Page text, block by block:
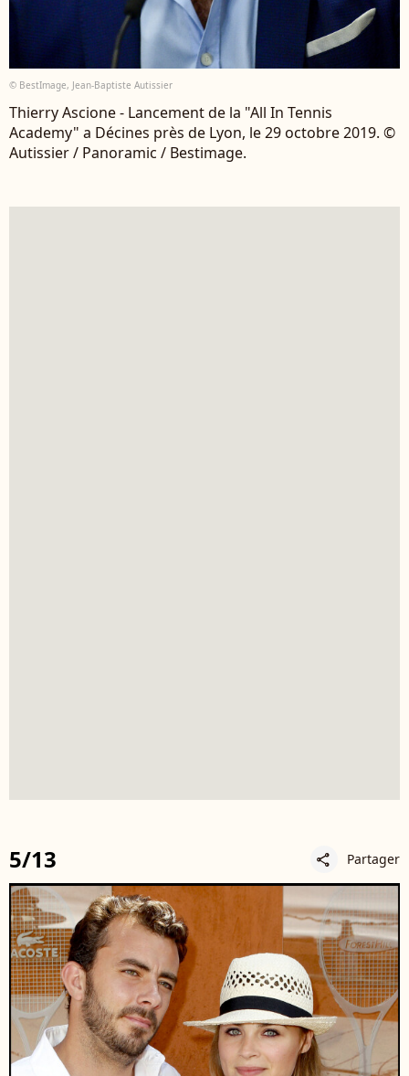
© BestImage, Jean-Baptiste Autissier
Thierry Ascione - Lancement de la "All In Tennis
Academy" a Décines près de Lyon, le 29 octobre 2019. ©
Autissier / Panoramic / Bestimage.
5/13 share Partager